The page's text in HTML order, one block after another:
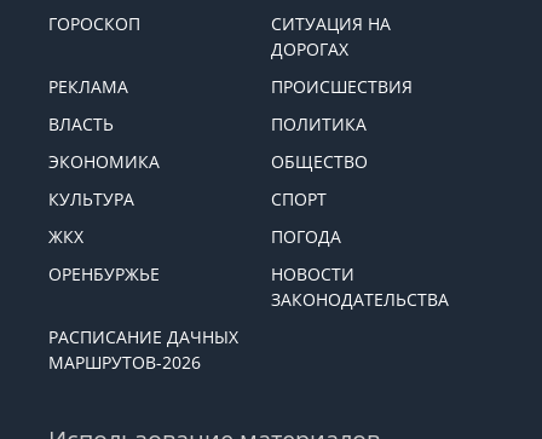
ГОРОСКОП
СИТУАЦИЯ НА
ДОРОГАХ
РЕКЛАМА
ПРОИСШЕСТВИЯ
ВЛАСТЬ
ПОЛИТИКА
ЭКОНОМИКА
ОБЩЕСТВО
КУЛЬТУРА
СПОРТ
ЖКХ
ПОГОДА
ОРЕНБУРЖЬЕ
НОВОСТИ
ЗАКОНОДАТЕЛЬСТВА
РАСПИСАНИЕ ДАЧНЫХ
МАРШРУТОВ-2026